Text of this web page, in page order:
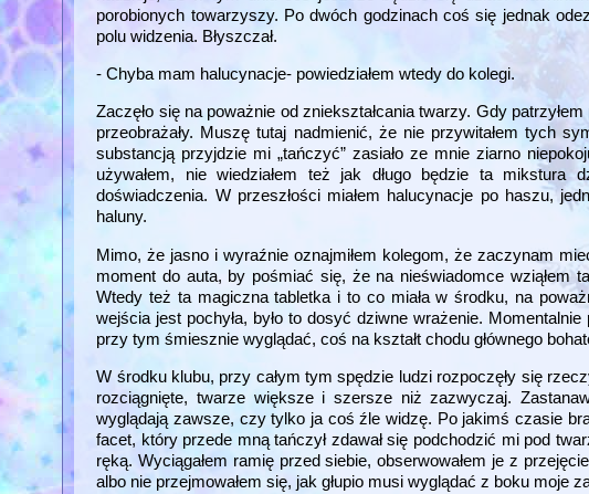
porobionych towarzyszy. Po dwóch godzinach coś się jednak
polu widzenia. Błyszczał.
- Chyba mam halucynacje- powiedziałem wtedy do kolegi.
Zaczęło się na poważnie od zniekształcania twarzy. Gdy
przeobrażały. Muszę tutaj nadmienić, że nie przywitałem tych
substancją przyjdzie mi „tańczyć” zasiało ze mnie ziarno
używałem, nie wiedziałem też jak długo będzie ta mikstura
doświadczenia. W przeszłości miałem halucynacje po haszu,
haluny.
Mimo, że jasno i wyraźnie oznajmiłem kolegom, że zaczynam
moment do auta, by pośmiać się, że na nieświadomce
Wtedy też ta magiczna tabletka i to co miała w środku, na
wejścia jest pochyła, było to dosyć dziwne wrażenie. Momentalnie
przy tym śmiesznie wyglądać, coś na kształt chodu głównego
W środku klubu, przy całym tym spędzie ludzi rozpoczęły się
rozciągnięte, twarze większe i szersze niż zazwyczaj.
wyglądają zawsze, czy tylko ja coś źle widzę. Po jakimś czasie
facet, który przede mną tańczył zdawał się podchodzić mi pod
ręką. Wyciągałem ramię przed siebie, obserwowałem je z
albo nie przejmowałem się, jak głupio musi wyglądać z boku moje